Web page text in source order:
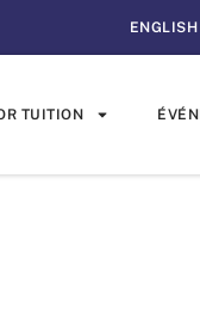
ENGLISH
TUITION